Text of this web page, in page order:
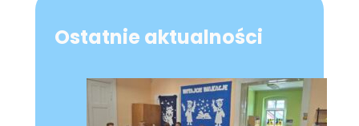
Ostatnie aktualności